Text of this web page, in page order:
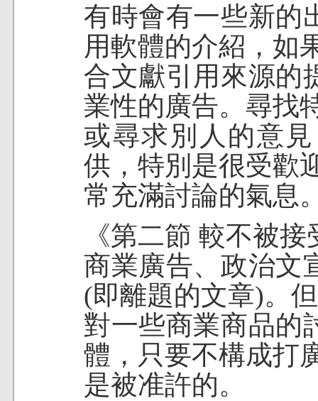
有時會有一些新的
用軟體的介紹，如
合文獻引用來源的
業性的廣告。尋找
或尋求別人的意
供，特別是很受歡
常充滿討論的氣息
《第二節 較不被
商業廣告、政治文
(即離題的文章)。
對一些商業商品的
體，只要不構成打
是被准許的。